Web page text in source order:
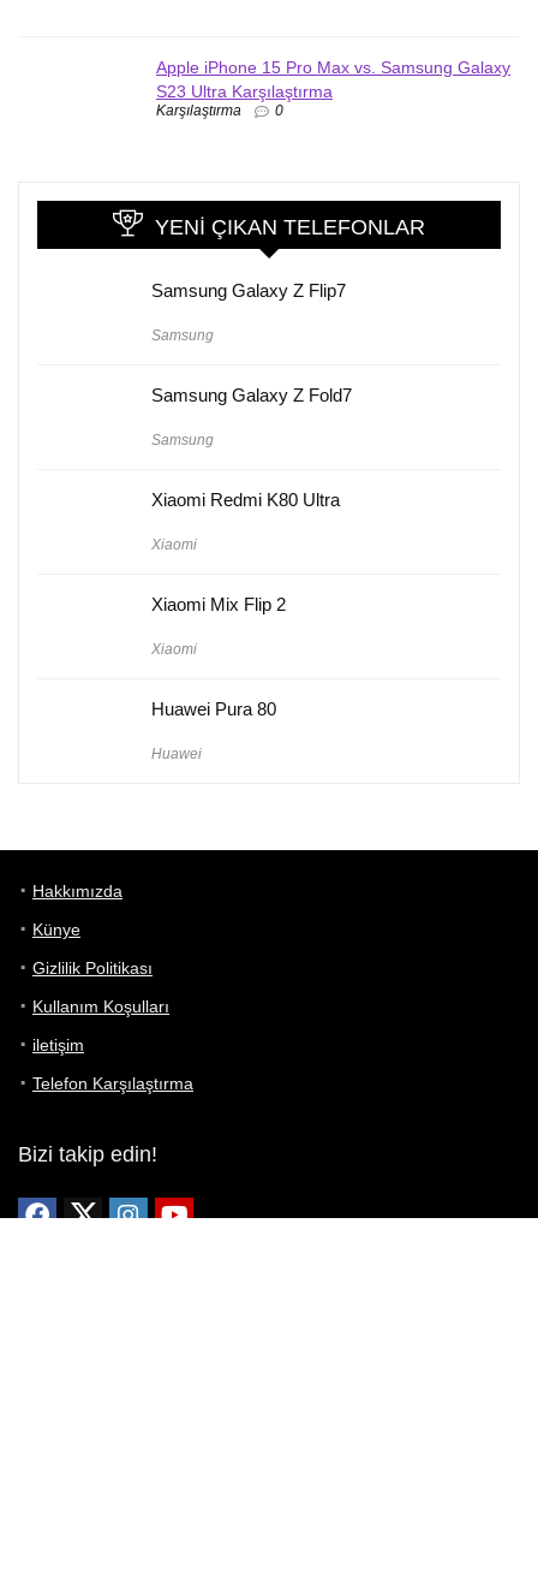
Apple iPhone 15 Pro Max vs. Samsung Galaxy
S23 Ultra Karşılaştırma
Karşılaştırma 0
YENI ÇIKAN TELEFONLAR
Samsung Galaxy Z Flip7
Samsung
Samsung Galaxy Z Fold7
Samsung
Xiaomi Redmi K80 Ultra
Xiaomi
Xiaomi Mix Flip 2
Xiaomi
Huawei Pura 80
Huawei
Hakkımızda
Künye
Gizlilik Politikası
Kullanım Koşulları
iletişim
Telefon Karşılaştırma
Bizi takip edin!